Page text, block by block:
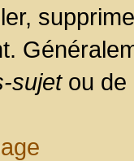
sujetou de